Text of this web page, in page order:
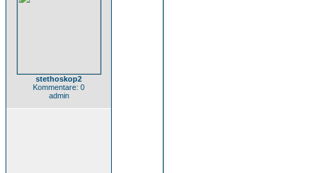
stethoskop2
Kommentare: 0
admin